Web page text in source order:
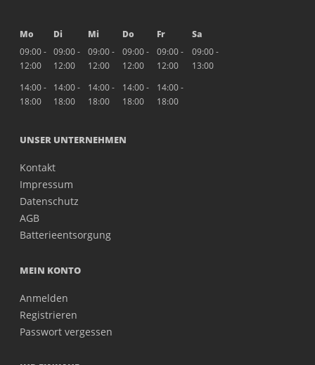
Mo Di Mi Do Fr
Sa
09:00 -
12:00
09:00 -
12:00
09:00 -
12:00
09:00 -
12:00
09:00 -
12:00
09:00 -
13:00
14:00 -
18:00
14:00 -
18:00
14:00 -
18:00
14:00 -
18:00
14:00 -
18:00
UNSER UNTERNEHMEN
Kontakt
Impressum
Datenschutz
AGB
Batterieentsorgung
MEIN KONTO
Anmelden
Registrieren
Passwort vergessen